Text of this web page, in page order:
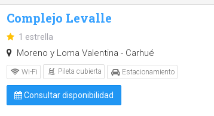
Complejo Levalle
1 estrella
Moreno y Loma Valentina - Carhué
Wi-Fi Pileta cubierta Estacionamiento
Consultar disponibilidad